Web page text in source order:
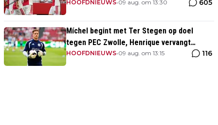
PEC Zwolle
HOOFDNIEUWS•09 aug. om 13:30 605
Míchel begint met Ter Stegen op doel
tegen PEC Zwolle, Henrique vervangt
Wijndal
HOOFDNIEUWS•09 aug. om 13:15 116